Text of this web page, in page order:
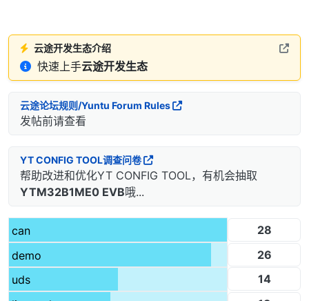
云途开发生态介绍
快速上手云途开发生态
云途论坛规则/Yuntu Forum Rules
发帖前请查看
YT CONFIG TOOL调查问卷
帮助改进和优化YT CONFIG TOOL，有机会抽取
YTM32B1ME0 EVB哦...
can
28
demo
26
uds
14